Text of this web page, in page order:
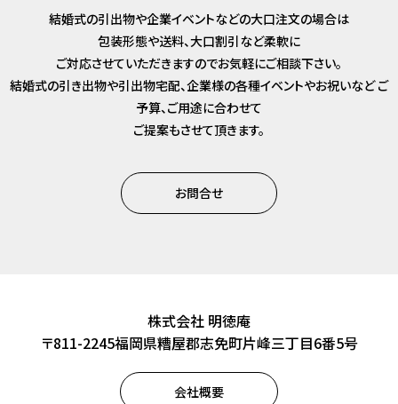
結婚式の引出物や企業イベントなどの大口注文の場合は
包装形態や送料、大口割引など柔軟に
ご対応させていただきますのでお気軽にご相談下さい。
結婚式の引き出物や引出物宅配、企業様の各種イベントやお祝いなどご
予算、ご用途に合わせて
ご提案もさせて頂きます。
お問合せ
株式会社 明徳庵
〒811-2245福岡県糟屋郡志免町片峰三丁目6番5号
会社概要